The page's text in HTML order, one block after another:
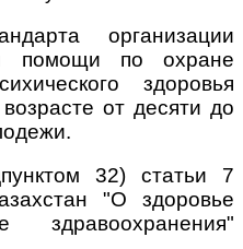
организации
помощи по охране
здоровья
от десяти до
32) статьи 7
"О здоровье